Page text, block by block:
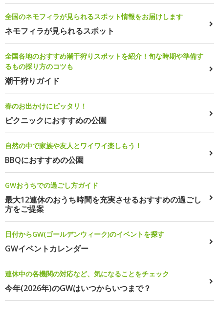
全国のネモフィラが見られるスポット情報をお届けします
ネモフィラが見られるスポット
全国各地のおすすめ潮干狩りスポットを紹介！旬な時期や準備す
るもの採り方のコツも
潮干狩りガイド
春のお出かけにピッタリ！
ピクニックにおすすめの公園
自然の中で家族や友人とワイワイ楽しもう！
BBQにおすすめの公園
GWおうちでの過ごし方ガイド
最大12連休のおうち時間を充実させるおすすめの過ごし
方をご提案
日付からGW(ゴールデンウィーク)のイベントを探す
GWイベントカレンダー
連休中の各機関の対応など、気になることをチェック
今年(2026年)のGWはいつからいつまで？